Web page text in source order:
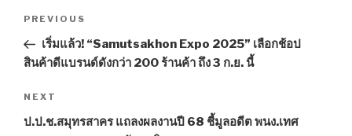
Post
navigation
Previous
Post
PREVIOUS
เริ่มแล้ว! “Samutsakhon Expo 2025” เลือกช้อป
สินค้าดีแบรนด์ดังกว่า 200 ร้านค้า ถึง 3 ก.ย. นี้
Next
Post
NEXT
ป.ป.ช.สมุทรสาคร แถลงผลงานปี 68 ชี้มูลอดีต พนง.เทศ